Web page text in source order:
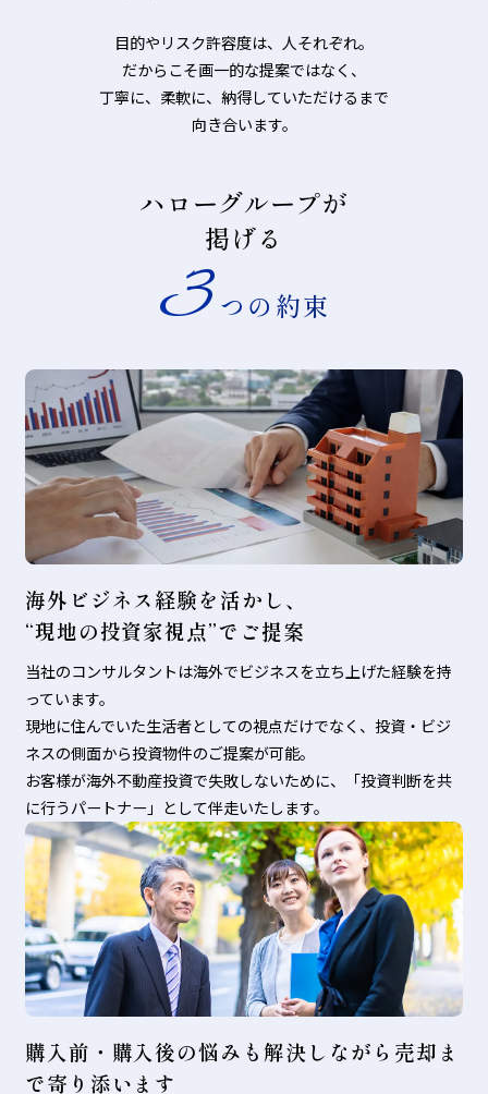
目的やリスク許容度は、人それぞれ。
だからこそ画一的な提案ではなく、
丁寧に、柔軟に、納得していただけるまで
向き合います。
ハローグループが
掲げる
3つの約束
海外ビジネス経験を活かし、
“現地の投資家視点”でご提案
当社のコンサルタントは海外でビジネスを立ち上げた経験を持
っています。
現地に住んでいた生活者としての視点だけでなく、投資・ビジ
ネスの側面から投資物件のご提案が可能。
お客様が海外不動産投資で失敗しないために、「投資判断を共
に行うパートナー」として伴走いたします。
購入前・購入後の悩みも解決しながら売却ま
で寄り添います